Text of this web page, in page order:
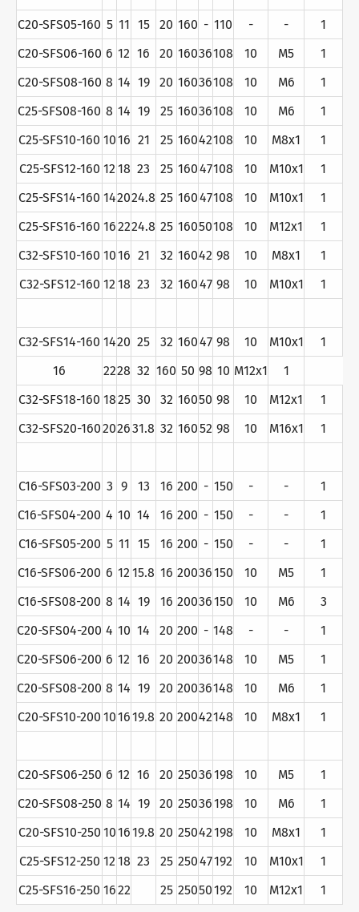
C20-SFS05-160 5 11 15 20 160 - 110 - -
1
C20-SFS06-160 6 12 16 20 16036108 10 M5
1
C20-SFS08-160 8 14 19 20 16036108 10 M6
1
C25-SFS08-160 8 14 19 25 16036108 10 M6
1
C25-SFS10-160 1016 21 25 16042108 10 M8x1
1
C25-SFS12-160 12 18 23 25 16047108 10 M10x1
1
C25-SFS14-160 142024.8 25 16047108 10 M10x1
1
C25-SFS16-160 162224.8 25 16050108 10 M12x1
1
C32-SFS10-160 1016 21 32 16042 98 10 M8x1
1
C32-SFS12-160 12 18 23 32 16047 98 10 M10x1 1
C32-SFS14-160 1420 25 32 16047 98 10 M10x1
1
16
2228 32 160 50 98 10 M12x1
1
C32-SFS18-160 1825 30 32 16050 98 10 M12x1
1
C32-SFS20-160202631.8 32 16052 98 10 M16x1 1
C16-SFS03-200 3 9 13 16 200 - 150 - -
1
C16-SFS04-200 4 10 14 16 200 - 150 - -
1
C16-SFS05-200 5 11 15 16 200 - 150 - -
1
C16-SFS06-200 6 12 15.8 16 20036150 10 M5
1
C16-SFS08-200 8 14 19 16 20036150 10 M6
3
C20-SFS04-200 4 10 14 20 200 - 148 - -
1
C20-SFS06-200 6 12 16 20 20036148 10 M5
1
C20-SFS08-200 8 14 19 20 20036148 10 M6
1
C20-SFS10-200 101619.8 20 20042148 10 M8x1 1
C20-SFS06-250 6 12 16 20 25036198 10 M5
1
C20-SFS08-250 8 14 19 20 25036198 10 M6
1
C20-SFS10-250 101619.8 20 25042198 10 M8x1
1
C25-SFS12-250 12 18 23 25 25047192 10 M10x1
1
C25-SFS16-250 1622 25 25050192 10 M12x1 1